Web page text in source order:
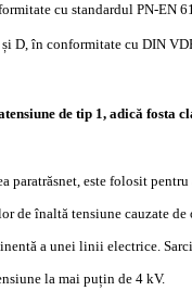
cu standardul PN-EN
și D, în conformitate cu DIN
de tip 1, adică fosta
paratrăsnet, este folosit
de înaltă tensiune cauzate
a unei linii electrice.
la mai puțin de 4 kV.